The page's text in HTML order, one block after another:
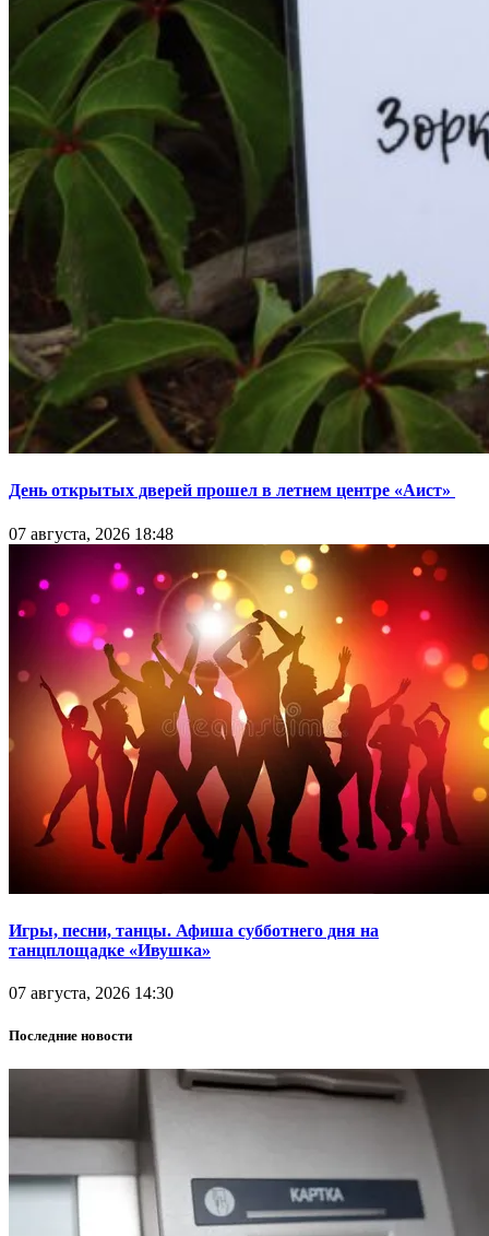
День открытых дверей прошел в летнем центре «Аист»
07 августа, 2026 18:48
Игры, песни, танцы. Афиша субботнего дня на
танцплощадке «Ивушка»
07 августа, 2026 14:30
Последние новости